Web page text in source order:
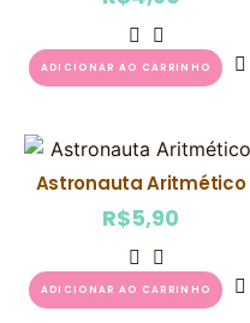
ADICIONAR AO CARRINHO
Astronauta Aritmético
R$5,90
ADICIONAR AO CARRINHO